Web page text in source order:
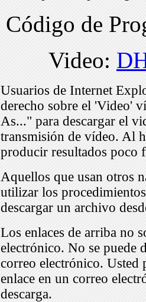
Código de
Video:
Usuarios de Internet
derecho sobre el 'Video'
As..." para descargar el
transmisión de vídeo. Al
producir resultados poco
Aquellos que usan otros
utilizar los
descargar un archivo
Los enlaces de arriba no
electrónico. No se puede
correo electrónico. Usted
enlace en un correo
descarga.